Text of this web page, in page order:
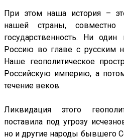
При этом наша история –
нашей страны, совместно
государственность. Ни
Россию во главе с русским
Наше геополитическое
Российскую империю, а
течение веков.
Ликвидация этого
поставила под угрозу
но и другие народы бывшего